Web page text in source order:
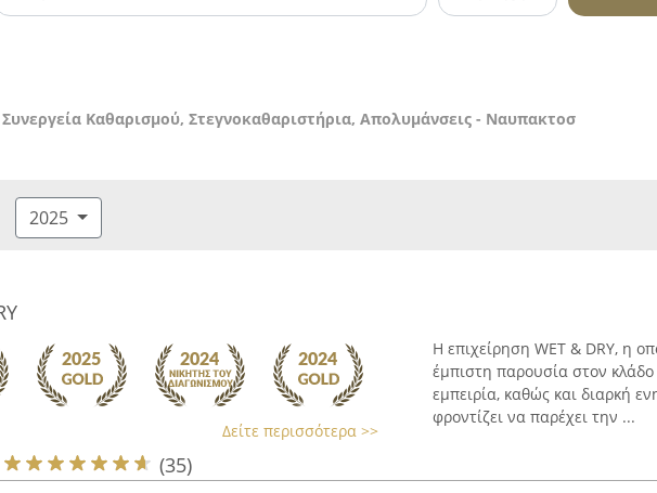
Συνεργεία Καθαρισμού, Στεγνοκαθαριστήρια, Απολυμάνσεις - Ναυπακτοσ
2025
Δείτε περισσότερα >>
(35)
Η επιχείρηση WET & DRY, η
έμπιστη παρουσία στον
εμπειρία, καθώς και διαρκή
φροντίζει να παρέχει την ...